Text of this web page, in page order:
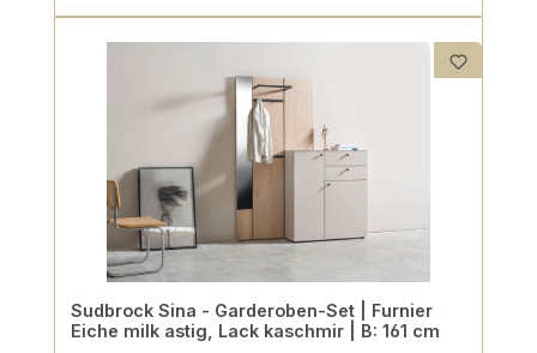
Sudbrock Sina - Garderoben-Set | Furnier
Eiche milk astig, Lack kaschmir | B: 161 cm